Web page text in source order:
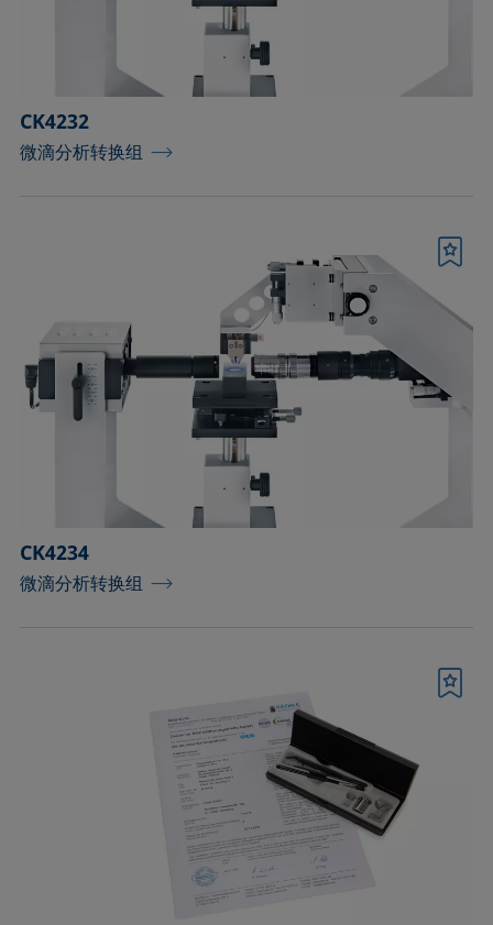
CK4232
微滴分析转换组
CK4234
微滴分析转换组
书签